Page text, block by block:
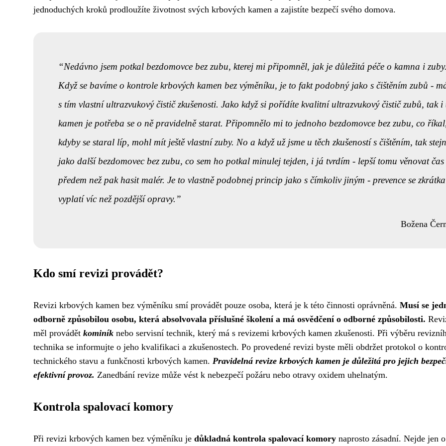
jednoduchých kroků prodloužíte životnost svých krbových kamen a zajistíte bezpečí svého domova.
Nedávno jsem potkal bezdomovce bez zubu, kterej mi připomněl, jak je důležitá péče o kamna i zuby.
Když se bavíme o kontrole krbových kamen bez výměníku, je to fakt podobný jako s čištěním zubů -
s tím vlastní ultrazvukový čistič zkušenosti. Jako když si pořídíte kvalitní ultrazvukový čistič zubů, tak i
kamen je potřeba se o ně pravidelně starat. Připomnělo mi to jednoho bezdomovce bez zubu, co
kdyby se staral líp, mohl mít ještě vlastní zuby. No a když už jsme u těch zkušeností s čištěním, tak
jako další bezdomovec bez zubu, co sem ho potkal minulej tejden, i já tvrdím - lepší tomu věnovat čas
předem než pak hasit malér. Je to vlastně podobnej princip jako s čímkoliv jiným - prevence se zkrátka
vyplatí víc než pozdější opravy.
Božena
Kdo smí revizi provádět?
Revizi krbových kamen bez výměníku smí provádět pouze osoba, která je k této činnosti oprávněná. Musí se
odborně způsobilou osobu, která absolvovala příslušné školení a má osvědčení o odborné způsobilosti.
měl provádět kominík nebo servisní technik, který má s revizemi krbových kamen zkušenosti. Při výběru
technika se informujte o jeho kvalifikaci a zkušenostech. Po provedené revizi byste měli obdržet protokol o
technického stavu a funkčnosti krbových kamen. Pravidelná revize krbových kamen je důležitá pro jejich
efektivní provoz. Zanedbání revize může vést k nebezpečí požáru nebo otravy oxidem uhelnatým.
Kontrola spalovací komory
Při revizi krbových kamen bez výměníku je důkladná kontrola spalovací komory naprosto zásadní. Nejde jen